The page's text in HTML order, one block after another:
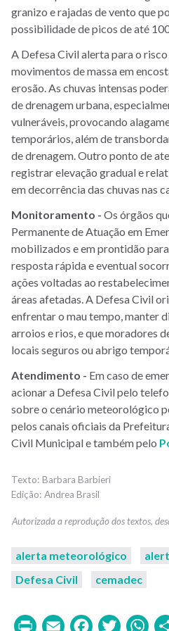
granizo e rajadas de vento que
possibilidade de picos de até
A Defesa Civil alerta para o
movimentos de massa em
erosão. As chuvas intensas
de drenagem urbana,
vulneráveis, provocando
temporários, além de
de drenagem. Outro ponto de
registrar elevação gradual e
em decorrência das chuvas nas
Monitoramento - Os órgãos
Permanente de Atuação em
mobilizados e em prontidão
resposta rápida e eventual
ações voltadas ao
áreas afetadas. A Defesa Civil
enfrentar o mau tempo, manter
arroios e rios, e que moradores
locais seguros ou abrigo
Atendimento - Em caso de
acionar a Defesa Civil pelo
sobre o cenário meteorológico
pelos canais oficiais da
Civil Municipal e também pelo
Barbara Barbieri
Andrea Brasil
alerta meteorológico
Defesa Civil
cemadec
PrintEmail